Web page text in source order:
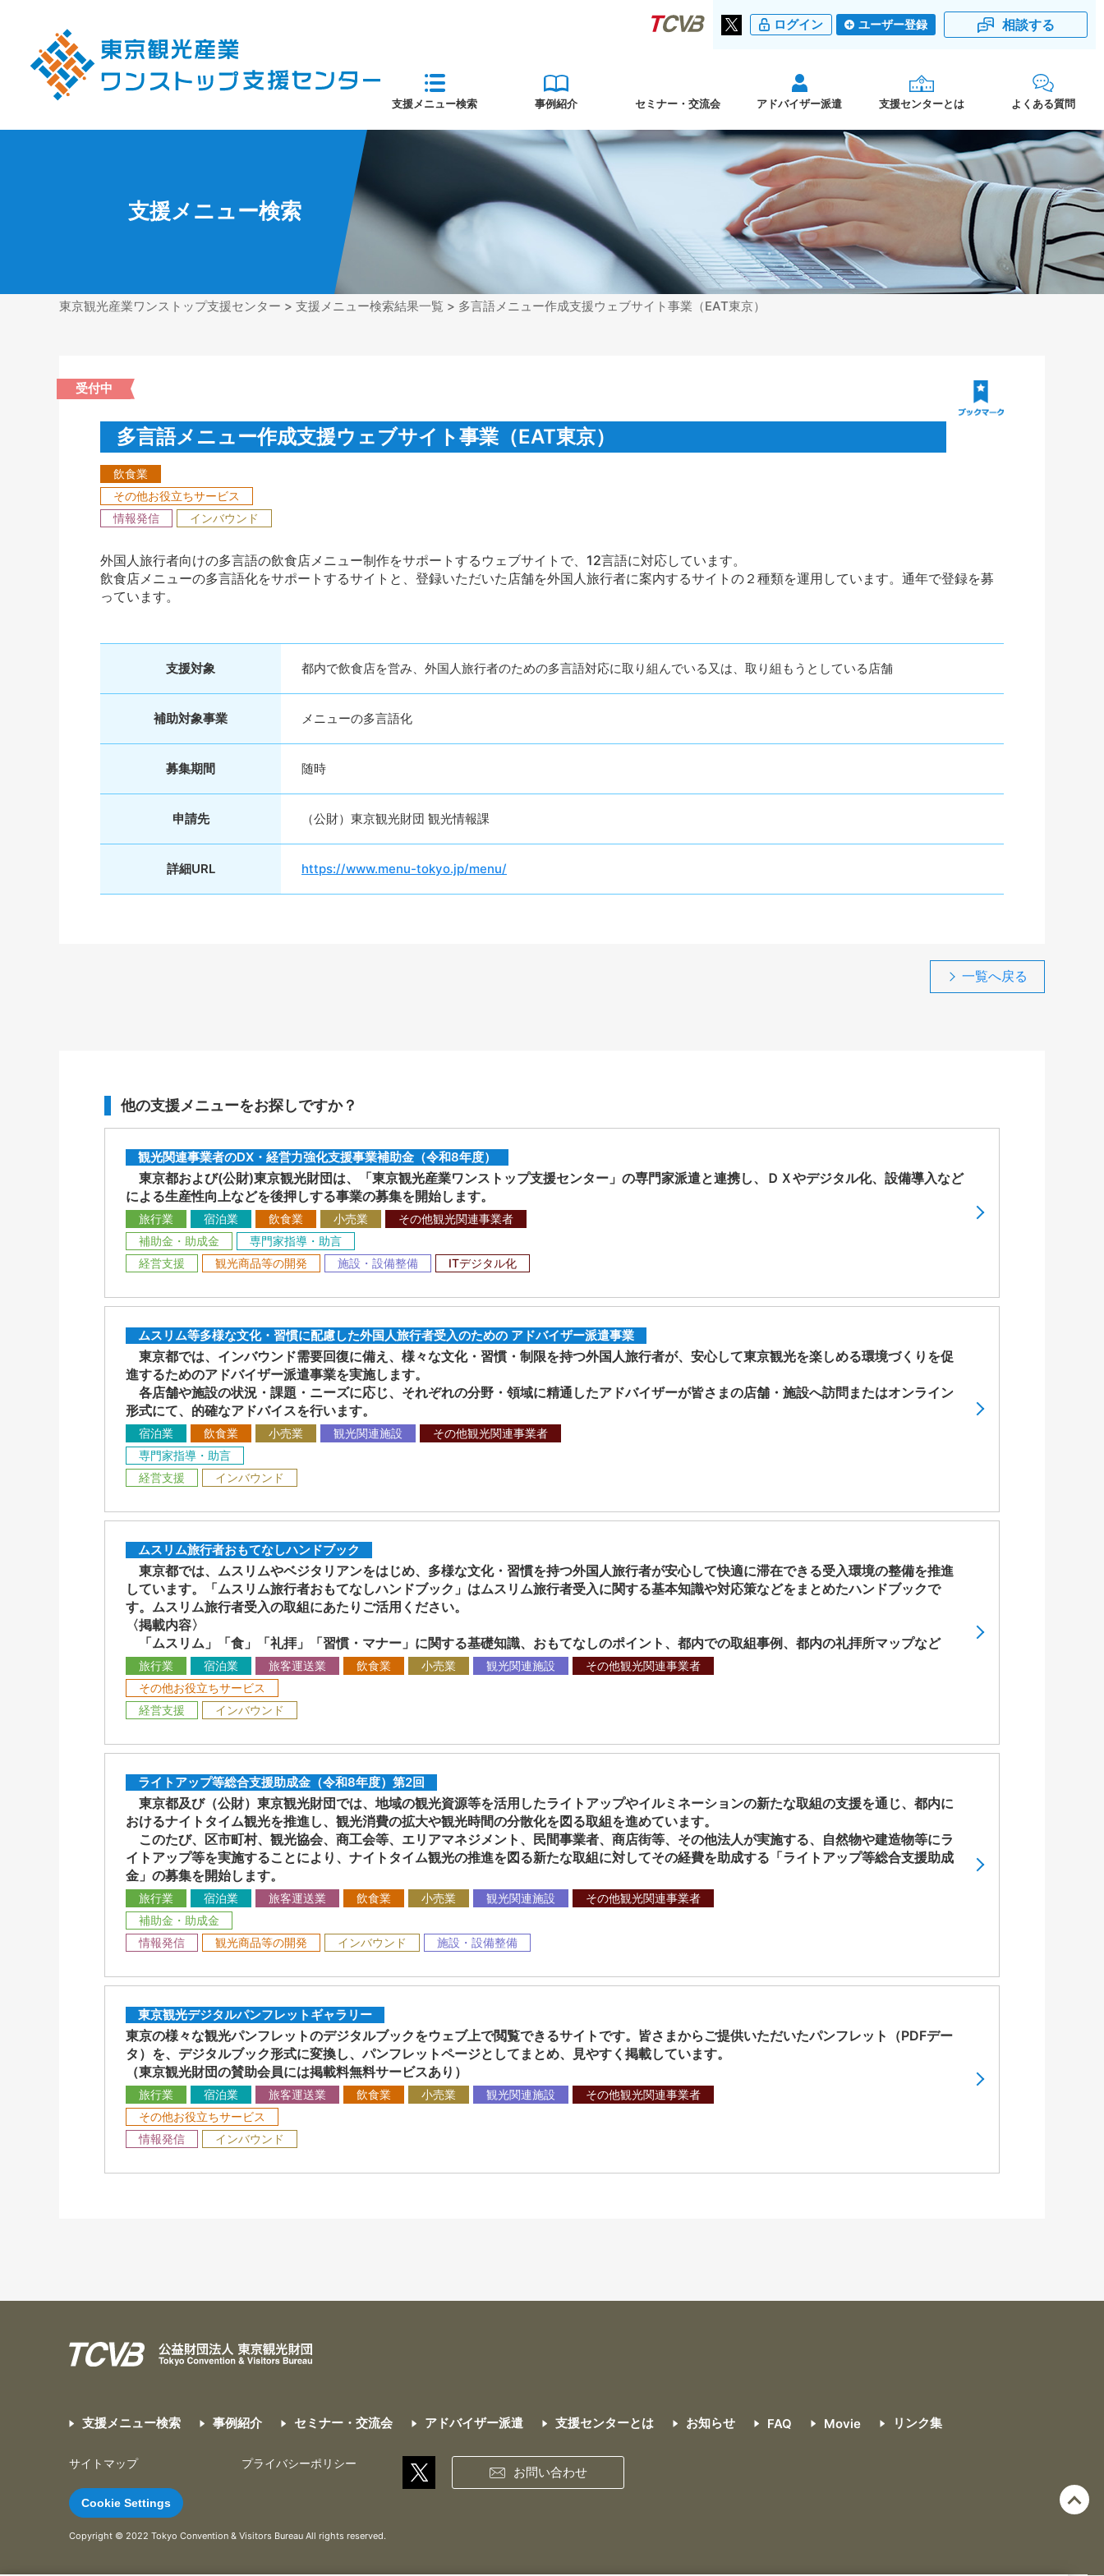
ログイン ユーザー登録 相談する
支援メニュー検索 事例紹介 セミナー・交流会 アドバイザー派遣 支援センターとは よくある質問
支援メニュー検索
東京観光産業ワンストップ支援センター > 支援メニュー検索結果一覧 > 多言語メニュー作成支援ウェブサイト事業（EAT東京）
受付中
多言語メニュー作成支援ウェブサイト事業（EAT東京）
飲食業
その他お役立ちサービス
情報発信
インバウンド
外国人旅行者向けの多言語の飲食店メニュー制作をサポートするウェブサイトで、12言語に対応しています。
飲食店メニューの多言語化をサポートするサイトと、登録いただいた店舗を外国人旅行者に案内するサイトの２種類を運用しています。通年で登録を募
っています。
支援対象 都内で飲食店を営み、外国人旅行者のための多言語対応に取り組んでいる又は、取り組もうとしている店舗
補助対象事業 メニューの多言語化
募集期間 随時
申請先 （公財）東京観光財団 観光情報課
詳細URL https://www.menu-tokyo.jp/menu/
一覧へ戻る
他の支援メニューをお探しですか？
観光関連事業者のDX・経営力強化支援事業補助金（令和8年度）
東京都および(公財)東京観光財団は、「東京観光産業ワンストップ支援センター」の専門家派遣と連携し、ＤＸやデジタル化、設備導入など
による生産性向上などを後押しする事業の募集を開始します。
旅行業 宿泊業 飲食業 小売業
その他観光関連事業者
補助金・助成金
専門家指導・助言
経営支援
観光商品等の開発 施設・設備整備 ITデジタル化
ムスリム等多様な文化・習慣に配慮した外国人旅行者受入のための アドバイザー派遣事業
東京都では、インバウンド需要回復に備え、様々な文化・習慣・制限を持つ外国人旅行者が、安心して東京観光を楽しめる環境づくりを促
進するためのアドバイザー派遣事業を実施します。
各店舗や施設の状況・課題・ニーズに応じ、それぞれの分野・領域に精通したアドバイザーが皆さまの店舗・施設へ訪問またはオンライン
形式にて、的確なアドバイスを行います。
宿泊業 飲食業 小売業 観光関連施設
その他観光関連事業者
専門家指導・助言
経営支援
インバウンド
ムスリム旅行者おもてなしハンドブック
東京都では、ムスリムやベジタリアンをはじめ、多様な文化・習慣を持つ外国人旅行者が安心して快適に滞在できる受入環境の整備を推進
しています。「ムスリム旅行者おもてなしハンドブック」はムスリム旅行者受入に関する基本知識や対応策などをまとめたハンドブックで
す。ムスリム旅行者受入の取組にあたりご活用ください。
〈掲載内容〉
「ムスリム」「食」「礼拝」「習慣・マナー」に関する基礎知識、おもてなしのポイント、都内での取組事例、都内の礼拝所マップなど
旅行業 宿泊業 旅客運送業 飲食業 小売業 観光関連施設
その他観光関連事業者
その他お役立ちサービス
経営支援
インバウンド
ライトアップ等総合支援助成金（令和8年度）第2回
東京都及び（公財）東京観光財団では、地域の観光資源等を活用したライトアップやイルミネーションの新たな取組の支援を通じ、都内に
おけるナイトタイム観光を推進し、観光消費の拡大や観光時間の分散化を図る取組を進めています。
このたび、区市町村、観光協会、商工会等、エリアマネジメント、民間事業者、商店街等、その他法人が実施する、自然物や建造物等にラ
イトアップ等を実施することにより、ナイトタイム観光の推進を図る新たな取組に対してその経費を助成する「ライトアップ等総合支援助成
金」の募集を開始します。
旅行業 宿泊業 旅客運送業 飲食業 小売業 観光関連施設
その他観光関連事業者
補助金・助成金
情報発信
観光商品等の開発 インバウンド 施設・設備整備
東京観光デジタルパンフレットギャラリー
東京の様々な観光パンフレットのデジタルブックをウェブ上で閲覧できるサイトです。皆さまからご提供いただいたパンフレット（PDFデー
タ）を、デジタルブック形式に変換し、パンフレットページとしてまとめ、見やすく掲載しています。
（東京観光財団の賛助会員には掲載料無料サービスあり）
旅行業 宿泊業 旅客運送業 飲食業 小売業 観光関連施設
その他観光関連事業者
その他お役立ちサービス
情報発信
インバウンド
支援メニュー検索 事例紹介 セミナー・交流会 アドバイザー派遣 支援センターとは お知らせ FAQ Movie リンク集
サイトマップ プライバシーポリシー
Cookie Settings
お問い合わせ
Copyright © 2022 Tokyo Convention & Visitors Bureau All rights reserved.